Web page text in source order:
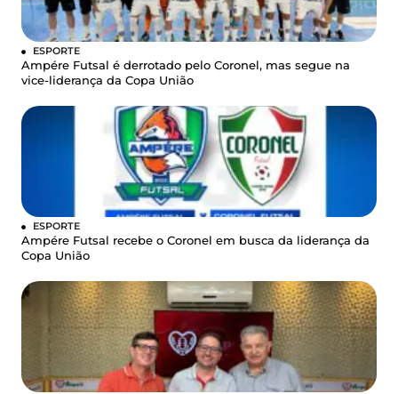
ESPORTE
Ampére Futsal é derrotado pelo Coronel, mas segue na
vice-liderança da Copa União
ESPORTE
Ampére Futsal recebe o Coronel em busca da liderança da
Copa União